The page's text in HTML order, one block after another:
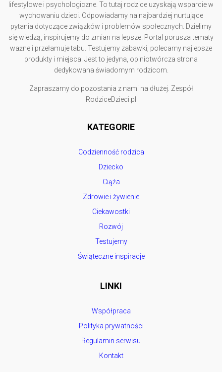
lifestylowe i psychologiczne. To tutaj rodzice uzyskają wsparcie w
wychowaniu dzieci. Odpowiadamy na najbardziej nurtujące
pytania dotyczące związków i problemów społecznych. Dzielimy
się wiedzą, inspirujemy do zmian na lepsze. Portal porusza tematy
ważne i przełamuje tabu. Testujemy zabawki, polecamy najlepsze
produkty i miejsca. Jest to jedyna, opiniotwórcza strona
dedykowana świadomym rodzicom.
Zapraszamy do pozostania z nami na dłużej. Zespół
RodziceDzieci.pl
KATEGORIE
Codzienność rodzica
Dziecko
Ciąża
Zdrowie i żywienie
Ciekawostki
Rozwój
Testujemy
Świąteczne inspiracje
LINKI
Współpraca
Polityka prywatności
Regulamin serwisu
Kontakt